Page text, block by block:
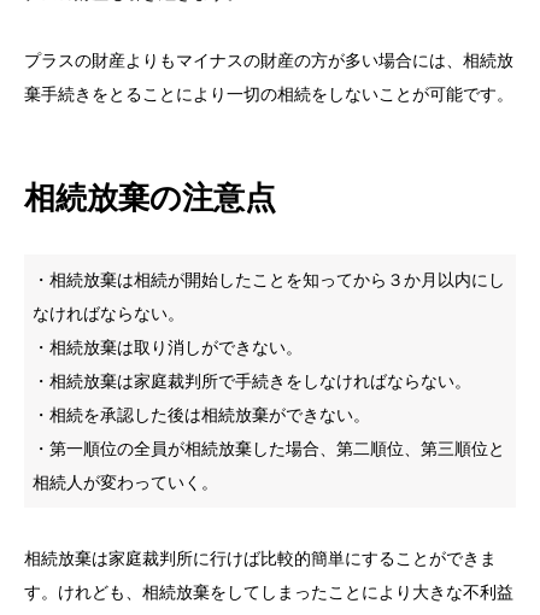
プラスの財産よりもマイナスの財産の方が多い場合には、相続放
棄手続きをとることにより一切の相続をしないことが可能です。
相続放棄の注意点
・相続放棄は相続が開始したことを知ってから３か月以内にし
なければならない。
・相続放棄は取り消しができない。
・相続放棄は家庭裁判所で手続きをしなければならない。
・相続を承認した後は相続放棄ができない。
・第一順位の全員が相続放棄した場合、第二順位、第三順位と
相続人が変わっていく。
相続放棄は家庭裁判所に行けば比較的簡単にすることができま
す。けれども、相続放棄をしてしまったことにより大きな不利益